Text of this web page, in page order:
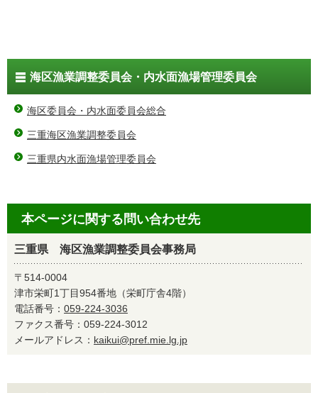
海区漁業調整委員会・内水面漁場管理委員会
海区委員会・内水面委員会総合
三重海区漁業調整委員会
三重県内水面漁場管理委員会
本ページに関する問い合わせ先
三重県 海区漁業調整委員会事務局
〒514-0004
津市栄町1丁目954番地（栄町庁舎4階）
電話番号： 059-224-3036
ファクス番号：059-224-3012
メールアドレス： kaikui@pref.mie.lg.jp